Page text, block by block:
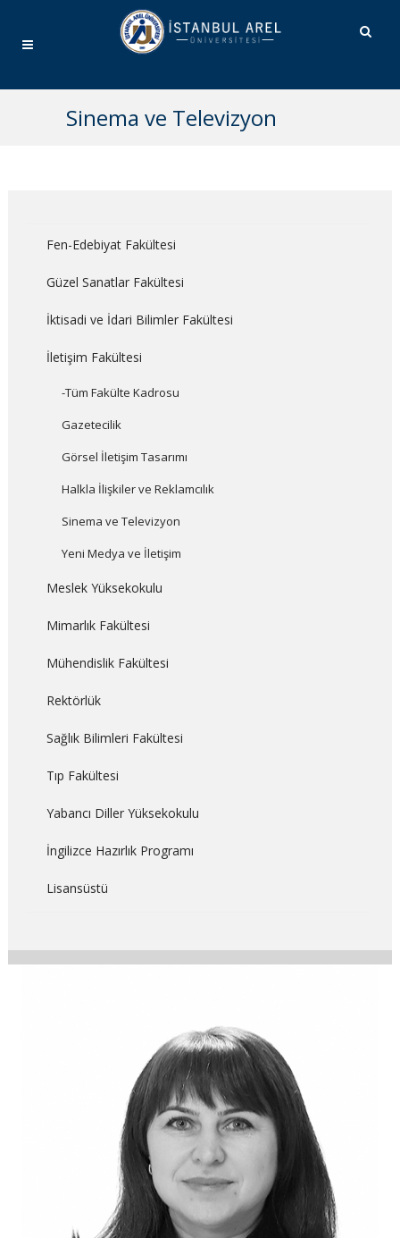
Sinema ve Televizyon
Fen-Edebiyat Fakültesi
Güzel Sanatlar Fakültesi
İktisadi ve İdari Bilimler Fakültesi
İletişim Fakültesi
-Tüm Fakülte Kadrosu
Gazetecilik
Görsel İletişim Tasarımı
Halkla İlişkiler ve Reklamcılık
Sinema ve Televizyon
Yeni Medya ve İletişim
Meslek Yüksekokulu
Mimarlık Fakültesi
Mühendislik Fakültesi
Rektörlük
Sağlık Bilimleri Fakültesi
Tıp Fakültesi
Yabancı Diller Yüksekokulu
İngilizce Hazırlık Programı
Lisansüstü